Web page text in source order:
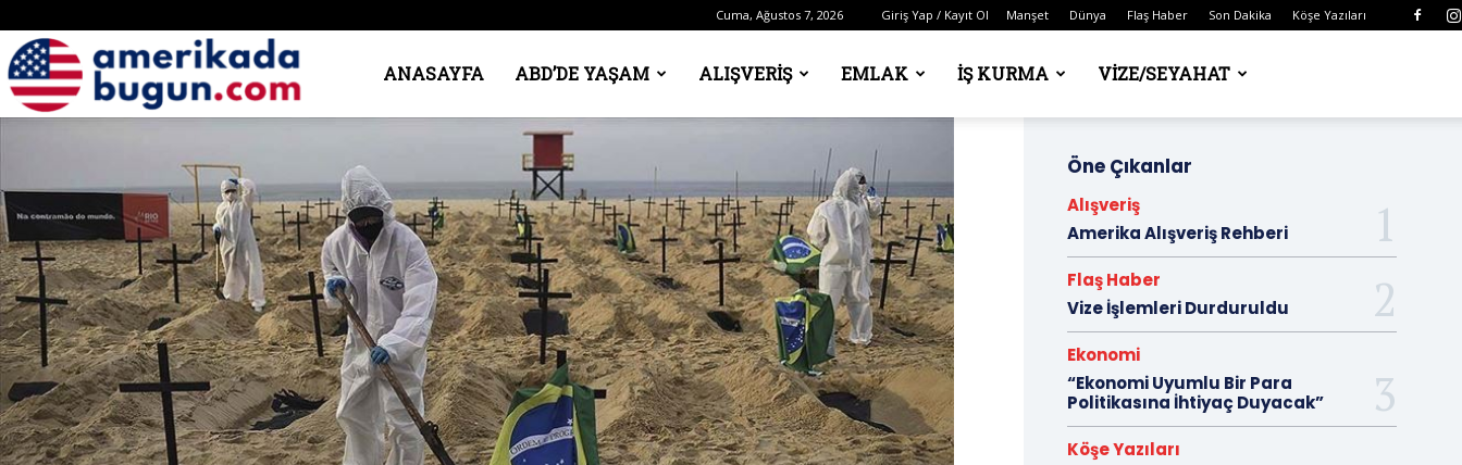
Cuma, Ağustos 7, 2026 Giriş Yap / Kayıt Ol Manşet Dünya Flaş Haber Son Dakika Köşe Yazıları
Amerika’daANASAYFA ABD’DE YAŞAM ALIŞVERIŞ EMLAK İŞ KURMA VIZE/SEYAHAT
Öne Çıkanlar
Alışveriş
Amerika Alışveriş Rehberi
Flaş Haber
Vize İşlemleri Durduruldu
Ekonomi
“Ekonomi Uyumlu Bir Para
Politikasına İhtiyaç Duyacak”
Köşe Yazıları